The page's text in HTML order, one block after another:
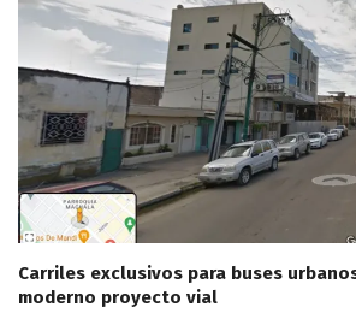
Carriles exclusivos para buses
moderno proyecto vial